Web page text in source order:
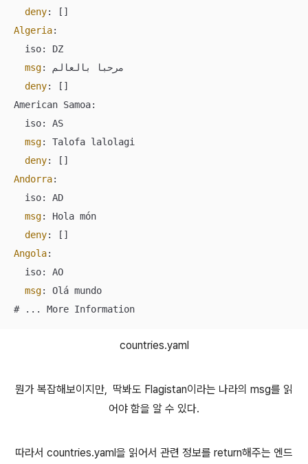
deny
Algeria:
  iso: DZ
msg: مرحبا بالعالم
deny: []
American Samoa:
  iso: AS
msg: Talofa lalolagi
deny
Andorra:
  iso: AD
msg: Hola món
deny
Angola:
  iso: AO
msg: Olá mundo
# ... More Information
countries.yaml
뭔가 복잡해보이지만, 딱봐도 Flagistan이라는 나라의 msg를 읽
어야 함을 알 수 있다.
따라서 countries.yaml을 읽어서 관련 정보를 return해주는 엔드